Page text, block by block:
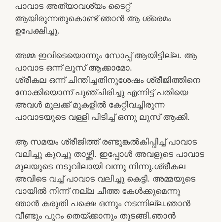
പാവാട അത്യാവശ്യം ടൈറ്റ്
ആയിരുന്നതുകൊണ്ട് ഞാൻ ആ ശ്രെമം
ഉപേക്ഷിച്ചു.
അമ്മ ഇവിടെയൊന്നും സോപ്പ് ആയിട്ടില്ല. ആ
പാവാട ഒന്ന് ലൂസ് ആക്കാമോ.
ശ്രീകല ഒന്ന് ചിന്തിച്ചതിനുശേഷം ശ്രീജിത്തിനെ
നോക്കിയൊന്ന് പുഞ്ചിരിച്ചു എന്നിട്ട് പതിയെ
അവൾ മുലക്ക് മുകളിൽ കേറ്റിവച്ചിരുന്ന
പാവാടയുടെ വള്ളി പിടിച്ച് ഒന്നു ലൂസ് ആക്കി.
ആ സമയം ശ്രീജിത്ത്‌ രണ്ടുങ്കൽകിപ്പിച്ച് പാവാട
വലിച്ചു കുറച്ചു താഴ്ത്തി. ഇപ്പോൾ അവളുടെ പാവാട
മുലയുടെ നടുവിലായി വന്നു നിന്നു.ശ്രീകല
അവിടെ വച്ച് പാവാട വലിച്ചു കെട്ടി. അമ്മയുടെ
വായിൽ നിന്ന് നല്ല ചീത്ത കേൾക്കുമെന്നു
ഞാൻ കരുതി പക്ഷെ ഒന്നും നടന്നില്ല.ഞാൻ
വീണ്ടും പുറം തെയ്ക്കാനും തുടങ്ങി.ഞാൻ